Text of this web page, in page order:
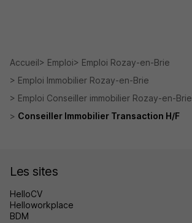
Accueil Emploi
Emploi Rozay-en-Brie
Emploi Immobilier Rozay-en-Brie
Emploi Conseiller immobilier Rozay-en-Brie
Conseiller Immobilier Transaction H/F
Les sites
HelloCV
Helloworkplace
BDM